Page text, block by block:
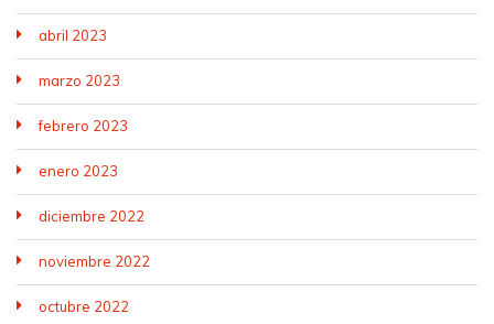
abril 2023
marzo 2023
febrero 2023
enero 2023
diciembre 2022
noviembre 2022
octubre 2022